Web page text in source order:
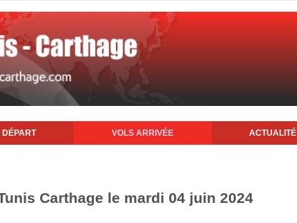
DÉPART VOLS ARRIVÉE ACTUALITÉ
Carthage le mardi 04 juin 2024